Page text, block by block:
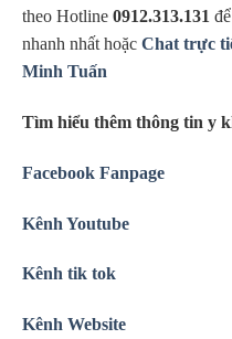
theo Hotline 0912.313.131
nhanh nhất hoặc Chat trực
Minh Tuấn
Tìm hiểu thêm thông tin y
Facebook Fanpage
Kênh Youtube
Kênh tik tok
Kênh Website